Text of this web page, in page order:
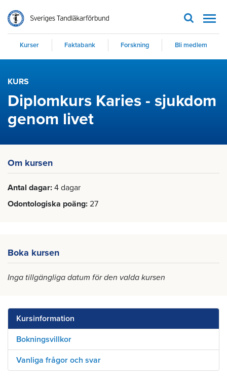
Kurser Faktabank Forskning Bli medlem
KURS
Diplomkurs Karies - sjukdom
genom livet
Om kursen
Antal dagar 4 dagar
Odontologiska poäng 27
Boka kursen
Inga tillgängliga datum för den valda kursen
Kursinformation
Bokningsvillkor
Vanliga frågor och svar